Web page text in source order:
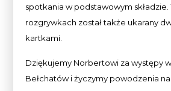
spotkania w podstawowym składzie.
rozgrywkach został także ukarany
kartkami.
Dziękujemy Norbertowi za występy w
Bełchatów i życzymy powodzenia